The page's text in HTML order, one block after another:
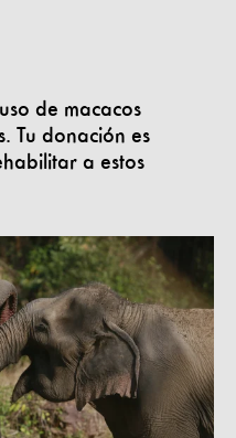
de macacos
Tu donación es
a estos